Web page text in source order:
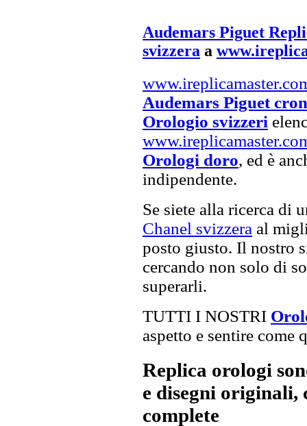
Audemars Piguet
svizzera a
Audemars Piguet
Orologio svizzeri
Orologi doro, ed è
indipendente.
Se siete alla ricerca di
Chanel svizzera al
posto giusto. Il nostro
cercando non solo di
superarli.
TUTTI I NOSTRI
aspetto e sentire
Replica orologi
e disegni originali,
complete